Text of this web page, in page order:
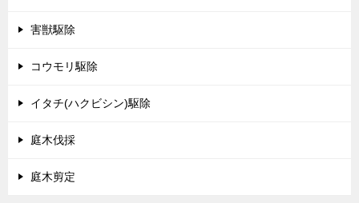
害獣駆除
コウモリ駆除
イタチ(ハクビシン)駆除
庭木伐採
庭木剪定